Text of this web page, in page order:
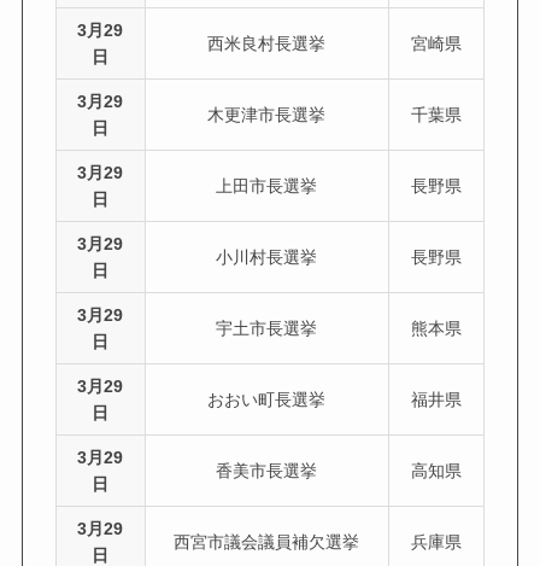
3月29
日
西米良村長選挙 宮崎県
3月29
日
木更津市長選挙 千葉県
3月29
日
上田市長選挙 長野県
3月29
日
小川村長選挙 長野県
3月29
日
宇土市長選挙 熊本県
3月29
日
おおい町長選挙 福井県
3月29
日
香美市長選挙 高知県
3月29
日
西宮市議会議員補欠選挙 兵庫県